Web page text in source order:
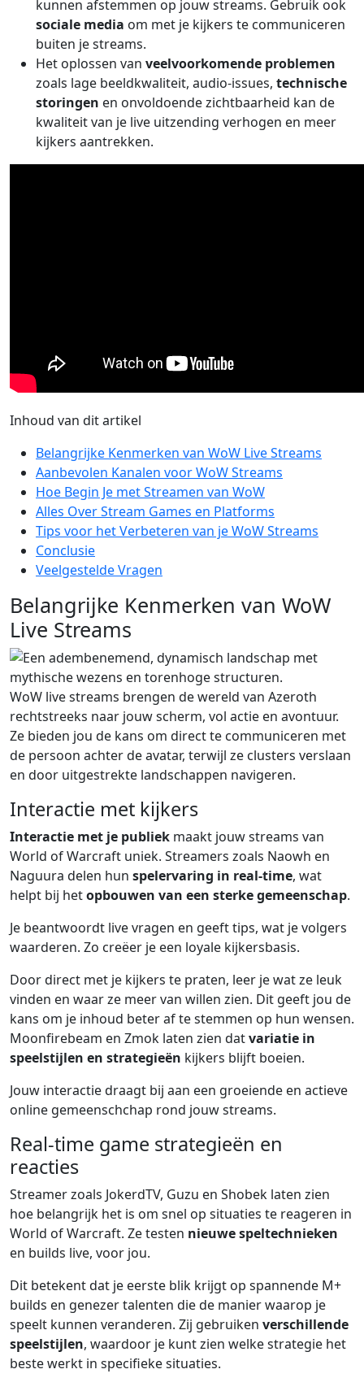
kunnen afstemmen op jouw streams. Gebruik ook
sociale media om met je kijkers te communiceren
buiten je streams.
Het oplossen van veelvoorkomende problemen
zoals lage beeldkwaliteit, audio-issues, technische
storingen en onvoldoende zichtbaarheid kan de
kwaliteit van je live uitzending verhogen en meer
kijkers aantrekken.
Inhoud van dit artikel
Belangrijke Kenmerken van WoW Live Streams
Aanbevolen Kanalen voor WoW Streams
Hoe Begin Je met Streamen van WoW
Alles Over Stream Games en Platforms
Tips voor het Verbeteren van je WoW Streams
Conclusie
Veelgestelde Vragen
Belangrijke Kenmerken van WoW
Live Streams
WoW live streams brengen de wereld van Azeroth
rechtstreeks naar jouw scherm, vol actie en avontuur.
Ze bieden jou de kans om direct te communiceren met
de persoon achter de avatar, terwijl ze clusters verslaan
en door uitgestrekte landschappen navigeren.
Interactie met kijkers
Interactie met je publiek maakt jouw streams van
World of Warcraft uniek. Streamers zoals Naowh en
Naguura delen hun spelervaring in real-time, wat
helpt bij hetopbouwen van een sterke gemeenschap.
Je beantwoordt live vragen en geeft tips, wat je volgers
waarderen. Zo creëer je een loyale kijkersbasis.
Door direct met je kijkers te praten, leer je wat ze leuk
vinden en waar ze meer van willen zien. Dit geeft jou de
kans om je inhoud beter af te stemmen op hun wensen.
Moonfirebeam en Zmok laten zien datvariatie in
speelstijlen en strategieën kijkers blijft boeien.
Jouw interactie draagt bij aan een groeiende en actieve
online gemeenschchap rond jouw streams.
Real-time game strategieën en
reacties
Streamer zoals JokerdTV, Guzu en Shobek laten zien
hoe belangrijk het is om snel op situaties te reageren in
World of Warcraft. Ze testen nieuwe speltechnieken
en builds live, voor jou.
Dit betekent dat je eerste blik krijgt op spannende M+
builds en genezer talenten die de manier waarop je
speelt kunnen veranderen. Zij gebruiken verschillende
speelstijlen, waardoor je kunt zien welke strategie het
beste werkt in specifieke situaties.